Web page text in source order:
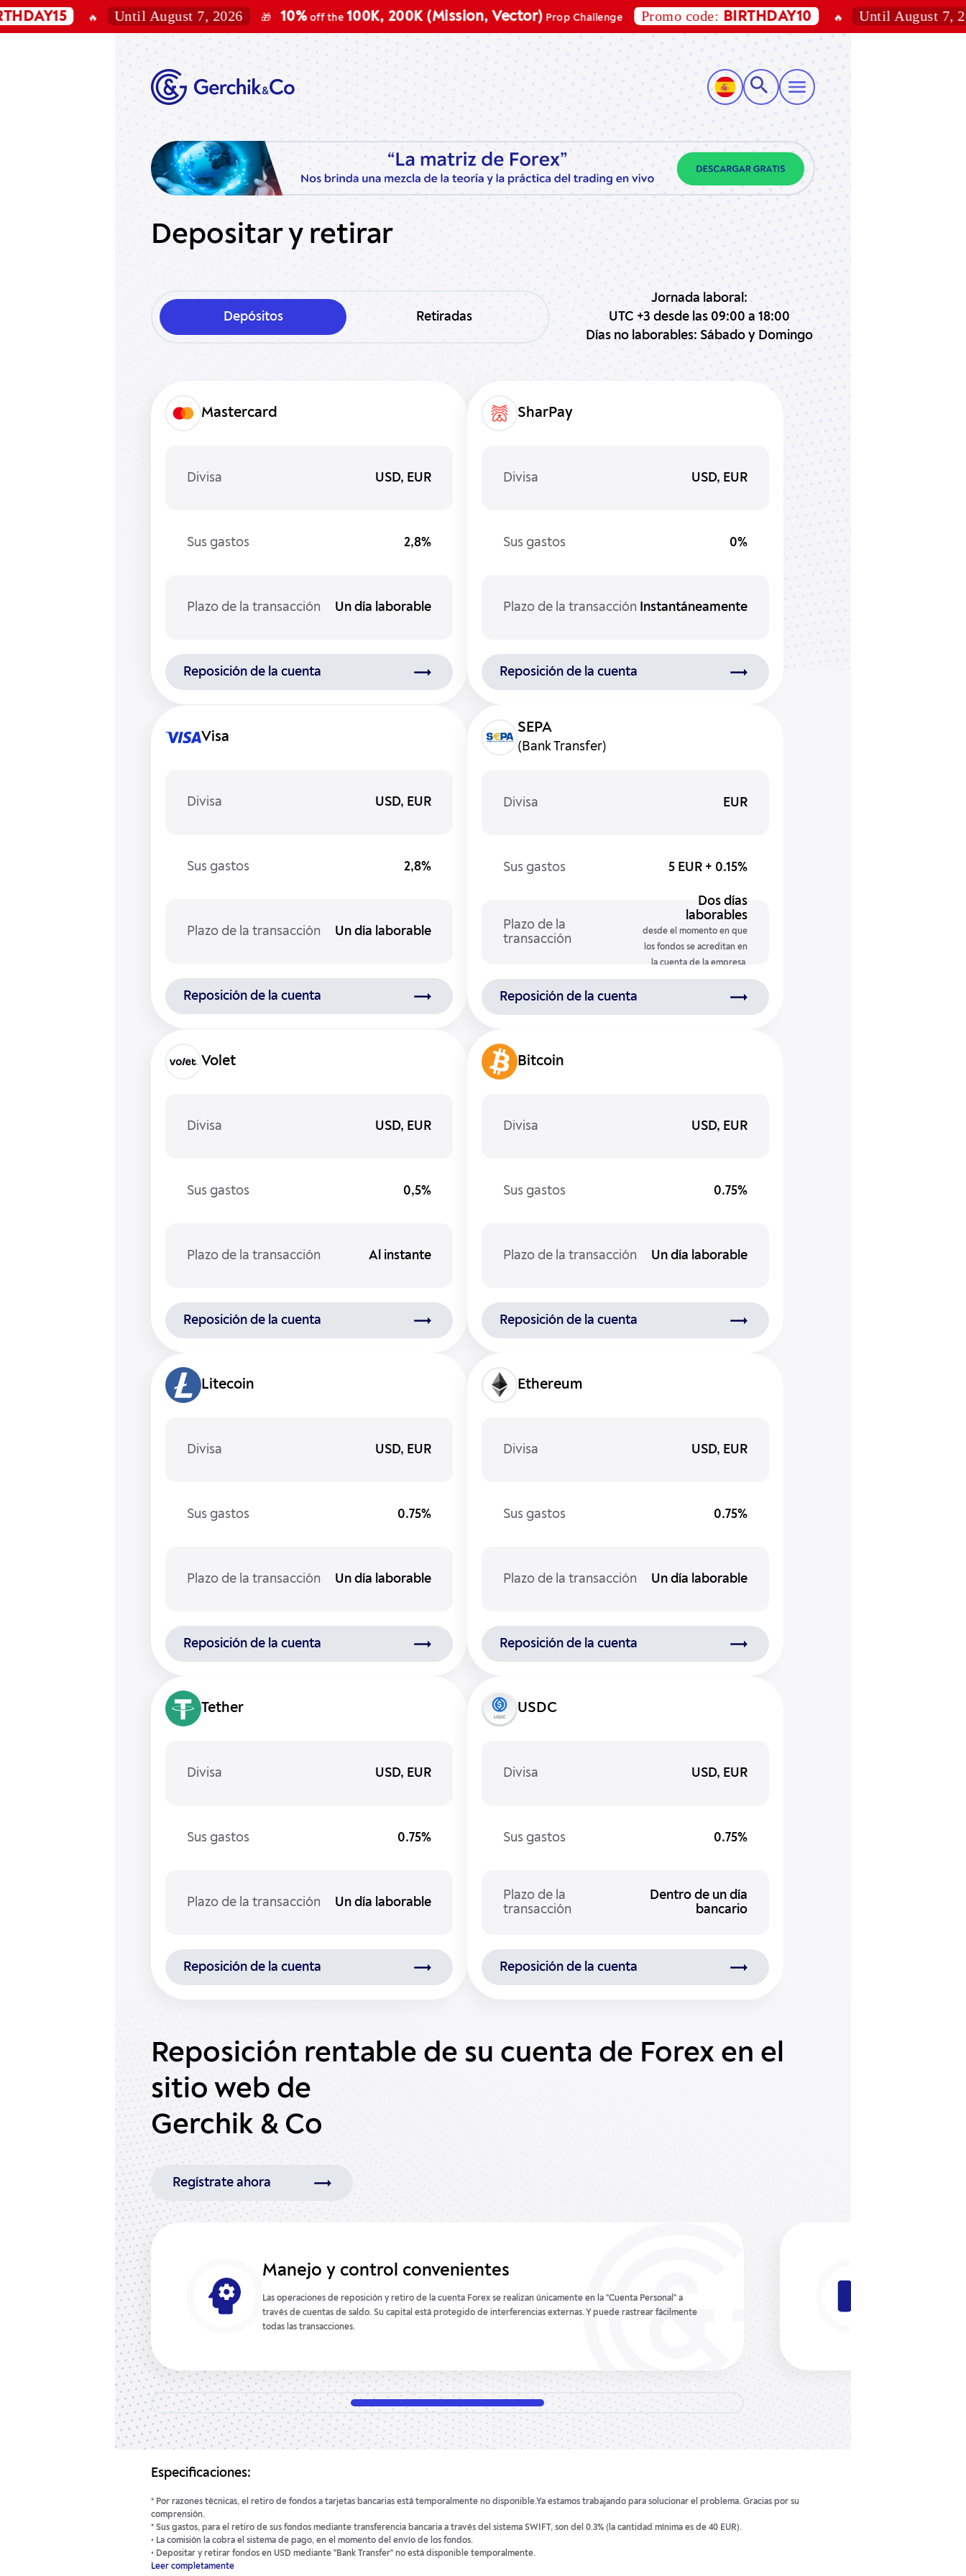
🔥 Until August 7, 2026 🎁 10%off the100K, 200K (Mission, Vector)Prop Challenge Promo code:BIRTHDAY10 🔥 Until August 7, 2026
Depositar y retirar
Depósitos Retiradas
Jornada laboral:
UTC +3 desde las 09:00 a 18:00
Días no laborables: Sábado y Domingo
Mastercard
Divisa USD, EUR
Sus gastos 2,8%
Plazo de la transacción Un día laborable
Reposición de la cuenta
SharPay
Divisa USD, EUR
Sus gastos 0%
Plazo de la transacción Instantáneamente
Reposición de la cuenta
Visa
Divisa USD, EUR
Sus gastos 2,8%
Plazo de la transacción Un día laborable
Reposición de la cuenta
(Bank Transfer)
Divisa EUR
Sus gastos 5 EUR + 0.15%
Plazo de la
transacción
Dos días
desde el momento en que
los fondos se acreditan en
la cuenta de la empresa.
Reposición de la cuenta
Volet
Divisa USD, EUR
Sus gastos 0,5%
Plazo de la transacción Al instante
Reposición de la cuenta
Bitcoin
Divisa USD, EUR
Sus gastos 0.75%
Plazo de la transacción Un día laborable
Reposición de la cuenta
Litecoin
Divisa USD, EUR
Sus gastos 0.75%
Plazo de la transacción Un día laborable
Reposición de la cuenta
Ethereum
Divisa USD, EUR
Sus gastos 0.75%
Plazo de la transacción Un día laborable
Reposición de la cuenta
Tether
Divisa USD, EUR
Sus gastos 0.75%
Plazo de la transacción Un día laborable
Reposición de la cuenta
USDC
Divisa USD, EUR
Sus gastos 0.75%
Plazo de la
transacción
Dentro de un día
bancario
Reposición de la cuenta
Reposición rentable de su cuenta de Forex en el
sitio web de
Gerchik & Co
Regístrate ahora
Manejo y control convenientes
Las operaciones de reposición y retiro de la cuenta Forex se realizan únicamente en la "Cuenta Personal" a
través de cuentas de saldo. Su capital está protegido de interferencias externas. Y puede rastrear fácilmente
todas las transacciones.
Especificaciones:
* Por razones técnicas, el retiro de fondos a tarjetas bancarias está temporalmente no disponible.Ya estamos trabajando para solucionar el problema. Gracias por su
comprensión.
* Sus gastos, para el retiro de sus fondos mediante transferencia bancaria a través del sistema SWIFT, son del 0.3% (la cantidad mínima es de 40 EUR).
• La comisión la cobra el sistema de pago, en el momento del envío de los fondos.
Leer completamente